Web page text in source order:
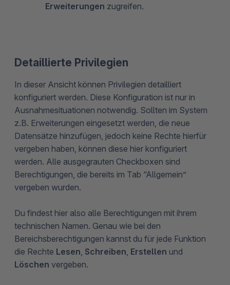
Erweiterungen zugreifen.
Detaillierte Privilegien
In dieser Ansicht können Privilegien detailliert
konfiguriert werden. Diese Konfiguration ist nur in
Ausnahmesituationen notwendig. Sollten im System
z.B. Erweiterungen eingesetzt werden, die neue
Datensätze hinzufügen, jedoch keine Rechte hierfür
vergeben haben, können diese hier konfiguriert
werden. Alle ausgegrauten Checkboxen sind
Berechtigungen, die bereits im Tab “Allgemein”
vergeben wurden.
Du findest hier also alle Berechtigungen mit ihrem
technischen Namen. Genau wie bei den
Bereichsberechtigungen kannst du für jede Funktion
die Rechte Lesen Schreiben Erstellen und
Löschen vergeben.